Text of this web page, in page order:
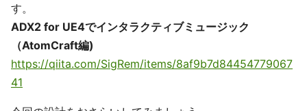
す。
ADX2 for UE4でインタラクティブミュージック
（AtomCraft編)
https://qiita.com/SigRem/items/8af9b7d84454779067
41